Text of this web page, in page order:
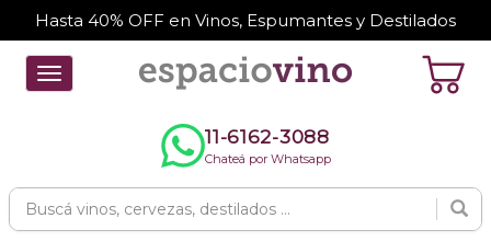
Hasta 40% OFF en Vinos, Espumantes y Destilados
Toggle
navigation
11-6162-3088
Chateá por Whatsapp